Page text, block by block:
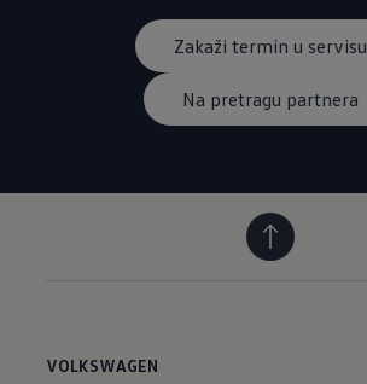
Zakaži termin u servisu
Na pretragu partnera
VOLKSWAGEN